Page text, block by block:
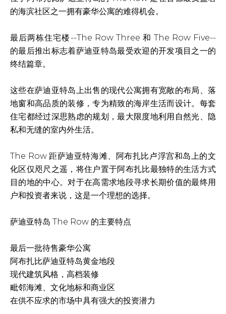
的海滨社区之一拥有豪华公寓的难得机会。
最后两栋住宅楼--The Row Three 和 The Row Five--
的最后推出标志着萨迪亚特岛最受欢迎的开发项目之一的
终结篇章。
这些在萨迪亚特岛上出售的现代公寓拥有宽敞的布局、落
地窗和高品质的装修，专为精致的海岸生活而设计。每套
住宅都经过深思熟虑的规划，最大限度地利用自然光、隐
私和无缝的室内外生活。
The Row 距萨迪亚特海滩、阿布扎比卢浮宫和岛上的文
化区仅咫尺之遥，将住户置于阿布扎比最独特的生活方式
目的地的中心。对于在高需求地段寻求长期价值的最终用
户和投资者来说，这是一个理想的选择。
萨迪亚特岛 The Row 的主要特点
最后一批待售豪华公寓
阿布扎比萨迪亚特岛黄金地段
现代建筑风格，高档装修
毗邻海滩、文化地标和商业区
在供不应求的市场中具有强大的投资潜力